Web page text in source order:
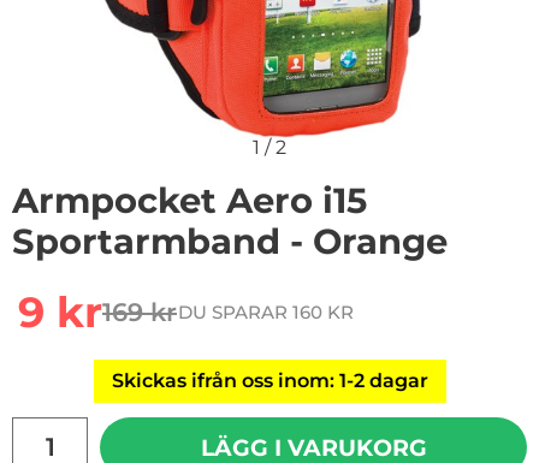
1 /2
Armpocket Aero i15
Sportarmband - Orange
rea pris
9 krtidigare pris
169 krDU SPARAR 160 KR
Skickas ifrån oss inom: 1-2 dagar
LÄGG I VARUKORG